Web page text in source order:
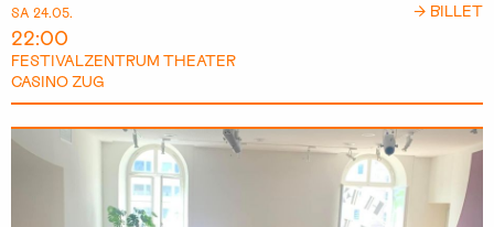
SA 24.05.
22:00
FESTIVALZENTRUM THEATER
CASINO ZUG
→ BILLET